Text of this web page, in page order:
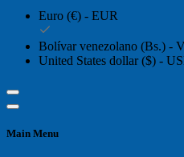
Euro (€) - EUR
Bolívar venezolano (Bs.) -
United States dollar ($) -
Main Menu